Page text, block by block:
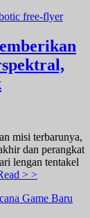
misi terbarunya,
dan perangkat
lengan tentakel
> >